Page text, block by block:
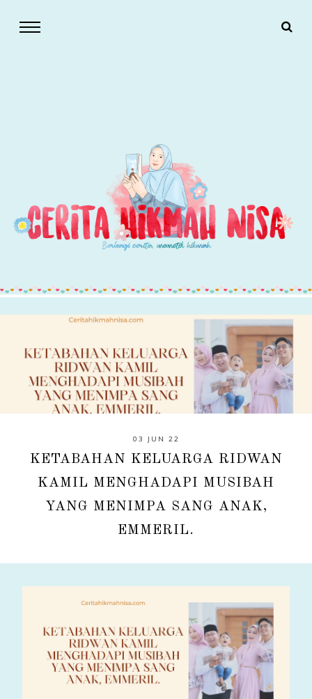
03 JUN 22
KETABAHAN KELUARGA RIDWAN
KAMIL MENGHADAPI MUSIBAH
YANG MENIMPA SANG ANAK,
EMMERIL.